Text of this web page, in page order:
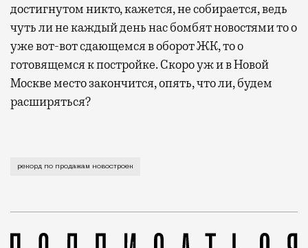
достигнутом никто, кажется, не собирается, ведь
чуть ли не каждый день нас бомбят новостями то о
уже вот-вот сдающемся в оборот ЖК, то о
готовящемся к постройке. Скоро уж и в Новой
Москве место закончится, опять, что ли, будем
расширяться?
Вот вам и отложенный спрос после карантина —
рекорд по продажам новостроек